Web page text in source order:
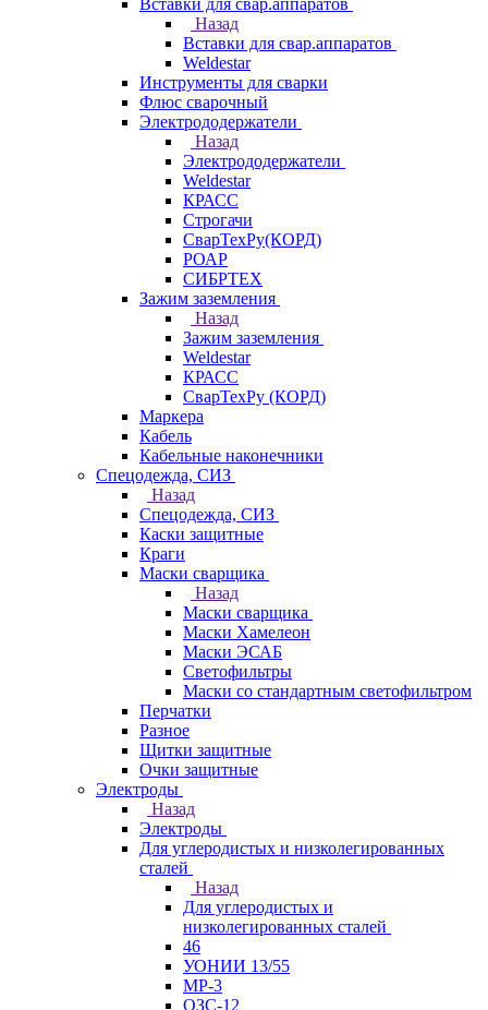
Вставки для свар.аппаратов
Назад
Вставки для свар.аппаратов
Weldestar
Инструменты для сварки
Флюс сварочный
Электрододержатели
Назад
Электрододержатели
Weldestar
КРАСС
Строгачи
СварТехРу(КОРД)
РОАР
СИБРТЕХ
Зажим заземления
Назад
Зажим заземления
Weldestar
КРАСС
СварТехРу (КОРД)
Маркера
Кабель
Кабельные наконечники
Спецодежда, СИЗ
Назад
Спецодежда, СИЗ
Каски защитные
Краги
Маски сварщика
Назад
Маски сварщика
Маски Хамелеон
Маски ЭСАБ
Светофильтры
Маски со стандартным светофильтром
Перчатки
Разное
Щитки защитные
Очки защитные
Электроды
Назад
Электроды
Для углеродистых и низколегированных
сталей
Назад
Для углеродистых и
низколегированных сталей
46
УОНИИ 13/55
МР-3
ОЗС-12